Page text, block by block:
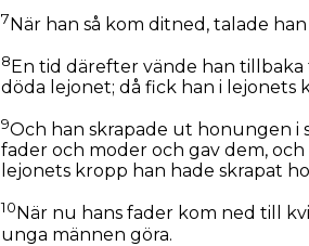
7När han så kom ditned, talade
8 En tid därefter vände han
döda lejonet; då fick han i lejonets
9Och han skrapade ut honungen i
fader och moder och gav dem,
lejonets kropp han hade skrapat
10När nu hans fader kom ned till
unga männen göra.